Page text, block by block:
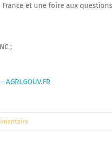
et une foire aux
;